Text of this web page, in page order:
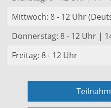
Mittwoch: 8 - 12 Uhr
Donnerstag: 8 - 12 Uhr |
Freitag: 8 - 12 Uhr